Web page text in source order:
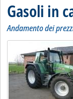
Gasoli in
Andamento dei